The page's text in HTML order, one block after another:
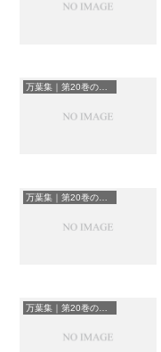
万葉集｜第20巻の和歌一覧
万葉集｜第20巻の和歌一覧
万葉集｜第20巻の和歌一覧